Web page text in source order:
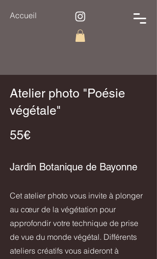
Accueil
Atelier photo "Poésie
végétale"
55€
Jardin Botanique de Bayonne
Cet atelier photo vous invite à plonger
au cœur de la végétation pour
approfondir votre technique de prise
de vue du monde végétal. Différents
ateliers créatifs vous aideront à